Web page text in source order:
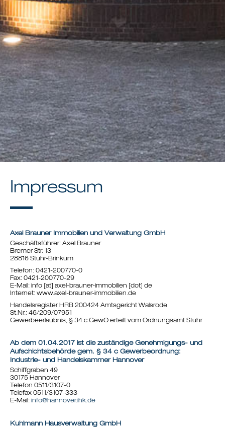
Impressum
Axel Brauner Immobilien und Verwaltung GmbH
Geschäftsführer: Axel Brauner
Bremer Str. 13
28816 Stuhr-Brinkum
Telefon: 0421-200770-0
Fax: 0421-200770-29
E-Mail: info [at] axel-brauner-immobilien [dot] de
Internet: www.axel-brauner-immobilien.de
Handelsregister HRB 200424 Amtsgericht Walsrode
St.Nr.: 46/209/07951
Gewerbeerlaubnis, § 34 c GewO erteilt vom Ordnungsamt Stuhr
Ab dem 01.04.2017 ist die zuständige Genehmigungs- und
Aufschichtsbehörde gem. § 34 c Gewerbeordnung:
Industrie- und Handelskammer Hannover
Schiffgraben 49
30175 Hannover
Telefon 0511/3107-0
Telefax 0511/3107-333
E-Mail: info@hannover.ihk.de
Kuhlmann Hausverwaltung GmbH